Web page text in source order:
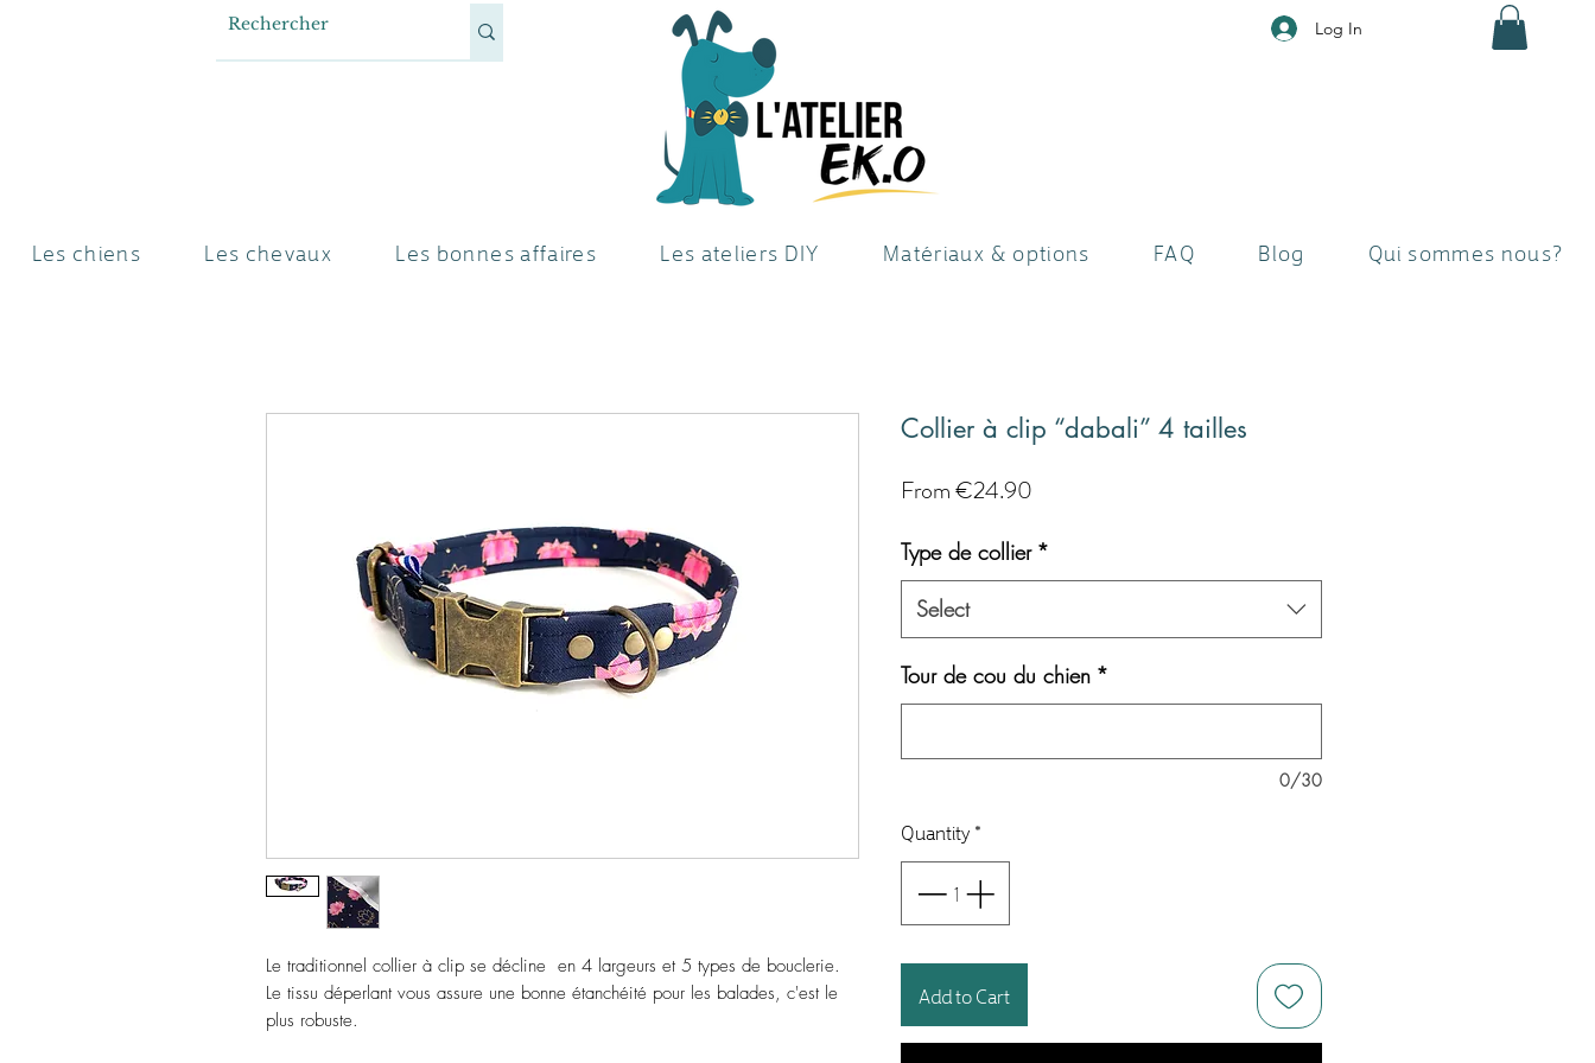
Log In
Les chiens Les chevaux Les bonnes affaires Les ateliers DIY Matériaux & options FAQ Blog Qui sommes nous?
Le traditionnel collier à clip se décline en 4 largeurs et 5 types de bouclerie.
Le tissu déperlant vous assure une bonne étanchéité pour les balades, c'est le
plus robuste.
Collier à clip “dabali” 4 tailles
From€24.90
Type de collier *
Select
Tour de cou du chien *
0/30
Quantity*
Add to Cart